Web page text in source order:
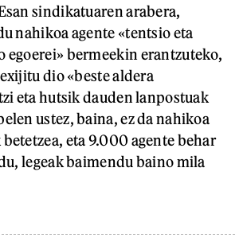
sindikatuaren arabera,
nahikoa agente «tentsio eta
egoerei» bermeekin erantzuteko,
dio «beste aldera
eta hutsik dauden lanpostuak
ustez, baina, ez da nahikoa
eta 9.000 agente behar
legeak baimendu baino mila